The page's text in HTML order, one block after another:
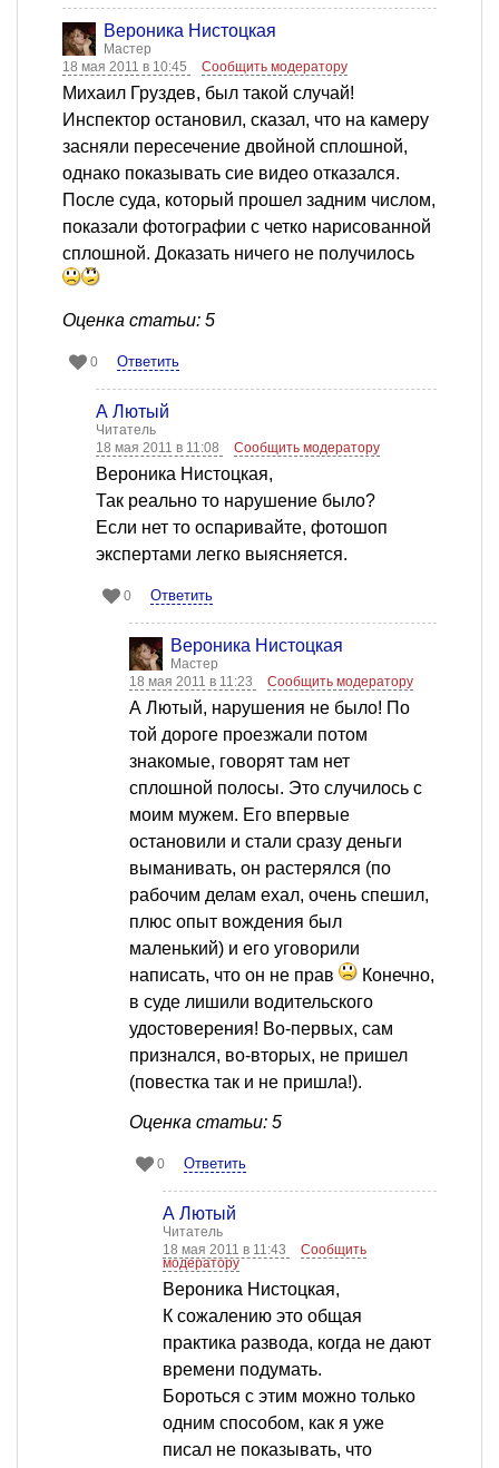
Вероника Нистоцкая
Мастер
18 мая 2011 в 10:45
Сообщить модератору
Михаил Груздев, был такой случай!
Инспектор остановил, сказал, что на камеру
засняли пересечение двойной сплошной,
однако показывать сие видео отказался.
После суда, который прошел задним числом,
показали фотографии с четко нарисованной
сплошной. Доказать ничего не получилось
Оценка статьи: 5
0 Ответить
А Лютый
Читатель
18 мая 2011 в 11:08
Сообщить модератору
Вероника Нистоцкая,
Так реально то нарушение было?
Если нет то оспаривайте, фотошоп
экспертами легко выясняется.
0 Ответить
Вероника Нистоцкая
Мастер
18 мая 2011 в 11:23
Сообщить модератору
А Лютый, нарушения не было! По
той дороге проезжали потом
знакомые, говорят там нет
сплошной полосы. Это случилось с
моим мужем. Его впервые
остановили и стали сразу деньги
выманивать, он растерялся (по
рабочим делам ехал, очень спешил,
плюс опыт вождения был
маленький) и его уговорили
написать, что он не прав
Конечно,
в суде лишили водительского
удостоверения! Во-первых, сам
признался, во-вторых, не пришел
(повестка так и не пришла!).
Оценка статьи: 5
0 Ответить
А Лютый
Читатель
18 мая 2011 в 11:43
Сообщить
модератору
Вероника Нистоцкая,
К сожалению это общая
практика развода, когда не дают
времени подумать.
Бороться с этим можно только
одним способом, как я уже
писал не показывать, что